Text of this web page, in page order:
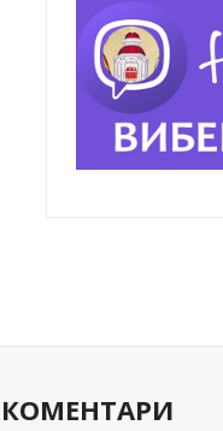
КОМЕНТАРИ